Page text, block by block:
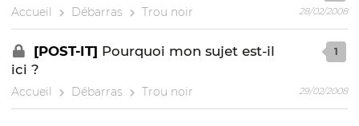
Accueil Débarras Trou noir 28/02/2008
[POST-IT] Pourquoi mon sujet est-il
ici ?
Accueil Débarras Trou noir
1
29/02/2008